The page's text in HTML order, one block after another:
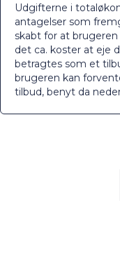
Udgifterne i
antagelser som
skabt for at
det ca. koster at eje
betragtes som et
brugeren kan
tilbud, benyt da